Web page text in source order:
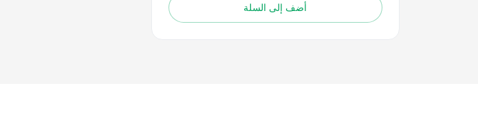
أضف إلى السلة